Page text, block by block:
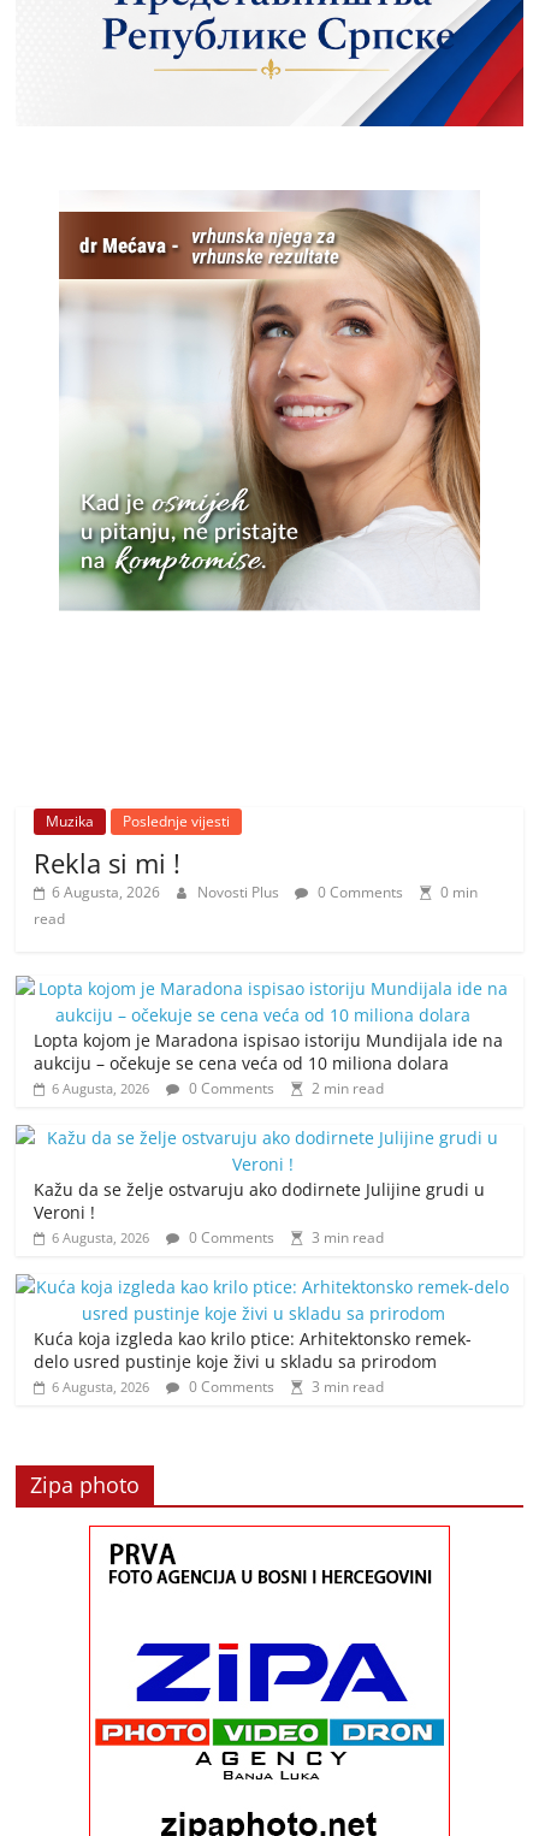
Muzika Poslednje vijesti
Rekla si mi !
6 Augusta, 2026 Novosti Plus 0 Comments
0 min
read
Lopta kojom je Maradona ispisao istoriju Mundijala ide na
aukciju – očekuje se cena veća od 10 miliona dolara
6 Augusta, 2026 0 Comments 2 min read
Kažu da se želje ostvaruju ako dodirnete Julijine grudi u
Veroni !
6 Augusta, 2026 0 Comments 3 min read
Kuća koja izgleda kao krilo ptice: Arhitektonsko remek-
delo usred pustinje koje živi u skladu sa prirodom
6 Augusta, 2026 0 Comments 3 min read
Zipa photo